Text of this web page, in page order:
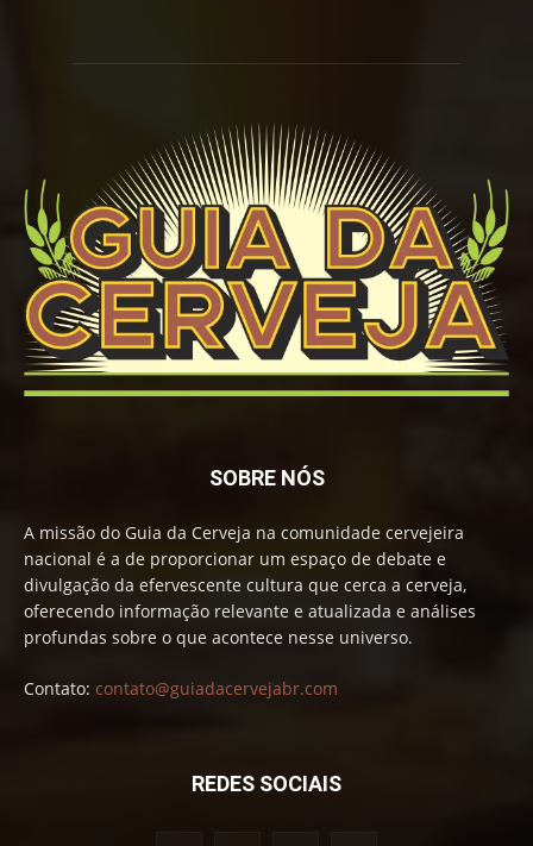
SOBRE NÓS
A missão do Guia da Cerveja na comunidade cervejeira
nacional é a de proporcionar um espaço de debate e
divulgação da efervescente cultura que cerca a cerveja,
oferecendo informação relevante e atualizada e análises
profundas sobre o que acontece nesse universo.
Contato: contato@guiadacervejabr.com
REDES SOCIAIS